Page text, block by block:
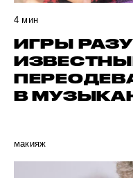
4 мин
ИГРЫ
В
макияж